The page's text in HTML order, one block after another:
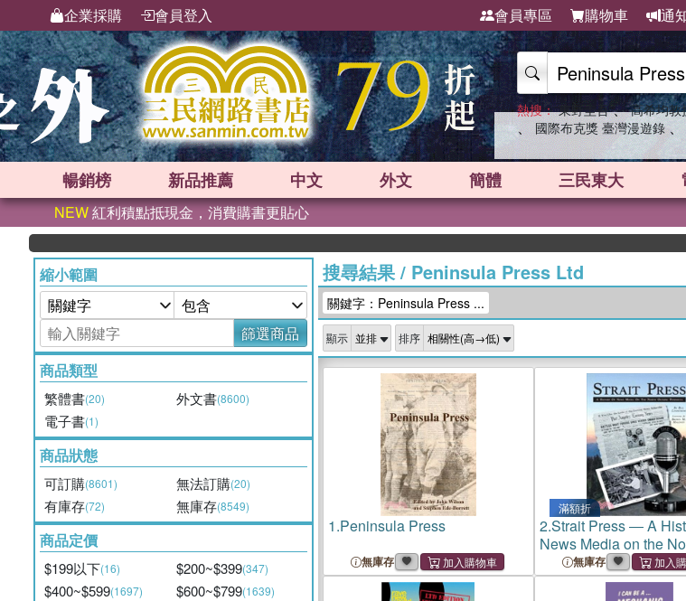
企業採購 會員登入 會員專區 購物車 通
熱搜： 東野圭吾 、 高希均教
、 國際布克獎 臺灣漫遊錄 、
暢銷榜 新品推薦 中文 外文 簡體 三民東大
NEW紅利積點抵現金，消費購書更貼心
英
縮小範圍
篩選商品
商品類型
繁體書(20) 外文書(8600)
電子書(1)
商品狀態
可訂購(8601) 無法訂購(20)
有庫存(72) 無庫存(8549)
商品定價
$199以下(16) $200~$399(347)
$400~$599(1697) $600~$799(1639)
搜尋結果/ Peninsula Press Ltd
關鍵字：Peninsula Press ...
顯示 排序
1.Peninsula Press
無庫存
滿額折
2.Strait Press ― A
News Media on the
Olympic Peninsula
無庫存